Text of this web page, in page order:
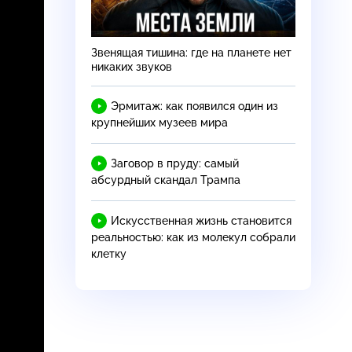
Звенящая тишина: где на планете нет
никаких звуков
Эрмитаж: как появился один из
крупнейших музеев мира
Заговор в пруду: самый
абсурдный скандал Трампа
Искусственная жизнь становится
реальностью: как из молекул собрали
клетку